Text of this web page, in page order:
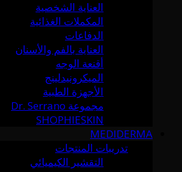
العناية الشخصية
المكملات الغذائية
الدفاعات
العناية بالفم والأسنان
أقنعة الوجه
الميكرونيدلينج
الأجهزة الطبية
مجموعة Dr. Serrano
SHOPHIESKIN
MEDIDERMA
تدريبات المنتجات
التقشير الكيميائي